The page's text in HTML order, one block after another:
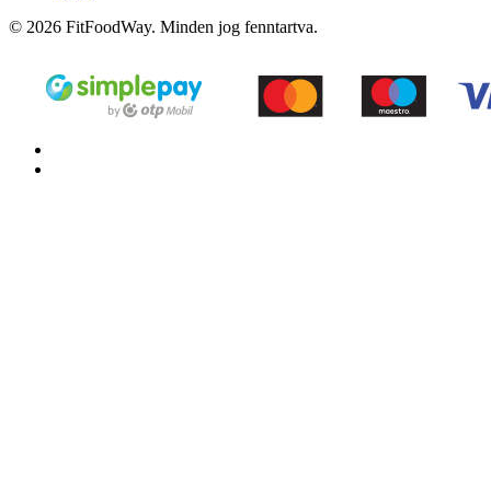
© 2026 FitFoodWay. Minden jog fenntartva.